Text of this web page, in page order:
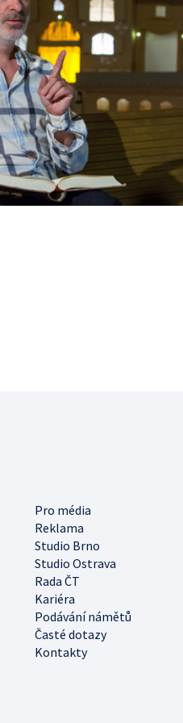
Pro média
Reklama
Studio Brno
Studio Ostrava
Rada ČT
Kariéra
Podávání námětů
Časté dotazy
Kontakty